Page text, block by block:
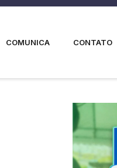
COMUNICA CONTATO